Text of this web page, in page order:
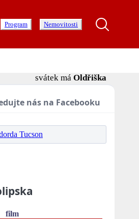
Program Nemovitosti
svátek má Oldřiška
nás na Facebooku
film